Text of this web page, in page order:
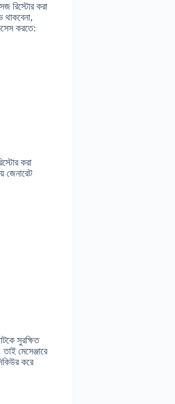
রিস্টোর করা
করতে:
করা
জেনারেট
সুরক্ষিত
মেসেঞ্জারে
করে